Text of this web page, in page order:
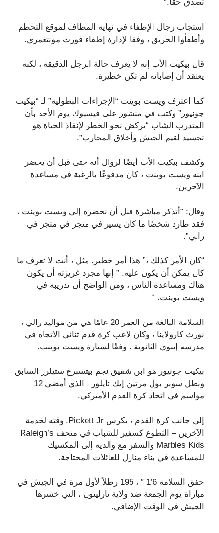
تصدق حقًا.”
استجاب رجال الإطفاء في نهاية المطاف لموقع التحطم
وأطفأوا الحريق ، وفقا لإدارة إطفاء فورت مونتغمري.
قال بيكيت الأب إنه لا يعرف حالة الرجل الدقيقة ، لكنه
يعتقد أن إصاباته لم تكن خطيرة.
كما اعترف ويست بوينت “الإجراءات البطولية” لـ “بيكيت
جونيور” وكتب في منشور على فيسبوك يوم الأحد بأن
المتدرب الشاب “يركض نحو الخطر لإنقاذ الحياة هو
تجسيد لقيم الجيش وأخلاق المحارب”.
وكشف بيكيت الأب أيضًا لروال أنه حتى قبل أن يحضر
ابنه ويست بوينت ، كان مدفوعًا بالرغبة في مساعدة
الآخرين.
وقال: “أتذكر مباشرة قبل أن نحضره إلى ويست بوينت ،
فقد طارد شخصًا ما كان يسير في متجر في متجر في
رالي”.
“كان الأمر كذلك ،” هذا أمر خطير. مثل ، أنت لا تعرف ما
كان يمكن أن يكون عليه. ” إنها مجرد غريزته أن يكون
هناك ومساعدة الناس ، ومن الواضح أن تدريبه في
ويست بوينت. “
السلامة البالغة من العمر 20 عامًا هي من مواليد رالي ،
نورث كارولاينا ، وكان لاعب كرة قدم ثنائي الاتجاه في
مدرسة إينوي الثانوية ، وفقًا لسيارة ويست بوينت.
بيكيت جونيور هو ابن شقيق نجم بيتسبرغ ستيلرز السابق
وبطل سوبر بول مرتين إيك تايلور ، الذي أمضى 12
مواسم في اتحاد كرة القدم الأميركي.
إلى جانب كرة القدم ، يكرس Pickett Jr. وقته لخدمة
الآخرين – التطوع كسفير للشباب في متحف Raleigh’s
Marbles Kids والسفر مع والديه إلى المكسيك
للمساعدة في بناء منازل للعائلات المحتاجة.
حقق السلامة 6’1 ″ ، 195 رطلاً لأول مرة في الجيش في
مباراة يوم الجمعة ضد ولاية تارليتون ، التي خسرها
الجيش في الوقت الإضافي.